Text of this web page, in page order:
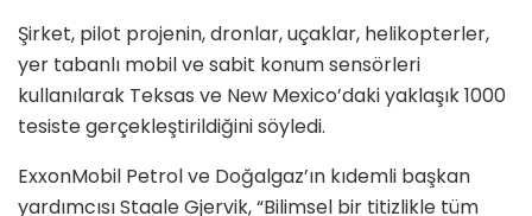
Şirket, pilot projenin, dronlar, uçaklar, helikopterler,
yer tabanlı mobil ve sabit konum sensörleri
kullanılarak Teksas ve New Mexico’daki yaklaşık 1000
tesiste gerçekleştirildiğini söyledi.
ExxonMobil Petrol ve Doğalgaz’ın kıdemli başkan
yardımcısı Staale Gjervik, “Bilimsel bir titizlikle tüm